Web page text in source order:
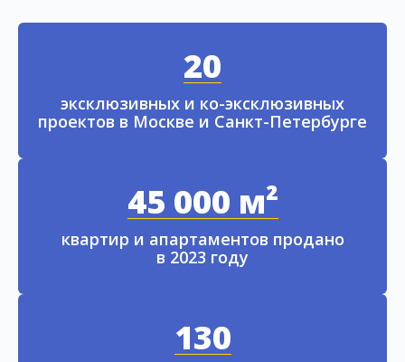
20
эксклюзивных и ко-эксклюзивных
проектов в Москве и Санкт-Петербурге
45 000 м²
квартир и апартаментов продано
в 2023 году
130